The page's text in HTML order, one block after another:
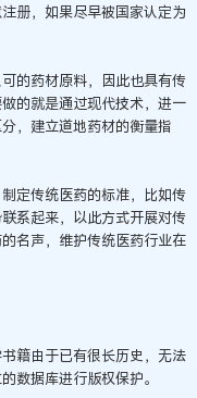
册，如果尽早被国家认定为
的药材原料，因此也具有传
的就是通过现代技术，进一
，建立道地药材的衡量指
定传统医药的标准，比如传
系起来，以此方式开展对传
名声，维护传统医药行业在
籍由于已有很长历史，无法
数据库进行版权保护。